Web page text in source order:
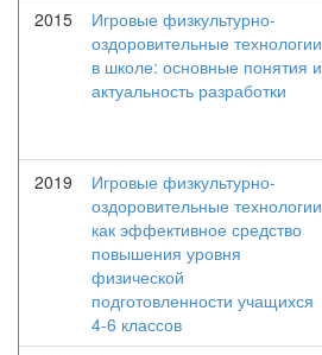
2015
Игровые физкультурно-
оздоровительные технологии
в школе: основные понятия и
актуальность разработки
2019
Игровые физкультурно-
оздоровительные технологии
как эффективное средство
повышения уровня
физической
подготовленности учащихся
4-6 классов